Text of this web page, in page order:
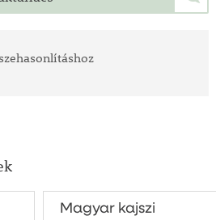
Magyar kajszi